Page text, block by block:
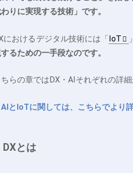
りに実現する技術」です。
におけるデジタル技術には「IoT
るための一手段なのです。
ちらの章ではDX・AIそれぞれの詳
とIoTに関しては、こちらでより
DXとは